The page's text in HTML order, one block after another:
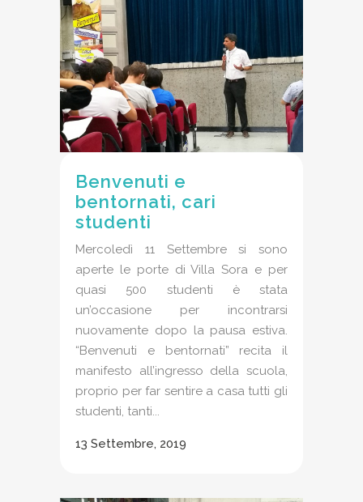
Benvenuti e
bentornati, cari
studenti
Mercoledì 11 Settembre si sono
aperte le porte di Villa Sora e per
quasi 500 studenti è stata
un’occasione per incontrarsi
nuovamente dopo la pausa estiva.
“Benvenuti e bentornati” recita il
manifesto all’ingresso della scuola,
proprio per far sentire a casa tutti gli
studenti, tanti...
13 Settembre, 2019